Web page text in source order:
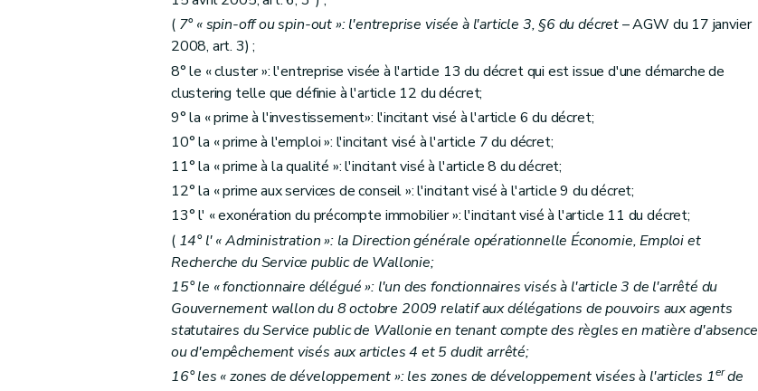
( 7° « spin-off ou spin-out »: l'entreprise visée à l'article 3, §6 du décret– AGW du 17 janvier
2008, art. 3) ;
8° le « cluster »: l'entreprise visée à l'article 13 du décret qui est issue d'une démarche de
clustering telle que définie à l'article 12 du décret;
9° la « prime à l'investissement»: l'incitant visé à l'article 6 du décret;
10° la « prime à l'emploi »: l'incitant visé à l'article 7 du décret;
11° la « prime à la qualité »: l'incitant visé à l'article 8 du décret;
12° la « prime aux services de conseil »: l'incitant visé à l'article 9 du décret;
13° l' « exonération du précompte immobilier »: l'incitant visé à l'article 11 du décret;
( 14° l' « Administration »: la Direction générale opérationnelle Économie, Emploi et
Recherche du Service public de Wallonie;
15° le « fonctionnaire délégué »: l'un des fonctionnaires visés à l'article 3 de l'arrêté du
Gouvernement wallon du 8 octobre 2009 relatif aux délégations de pouvoirs aux agents
statutaires du Service public de Wallonie en tenant compte des règles en matière d'absence
ou d'empêchement visés aux articles 4 et 5 dudit arrêté;
16° les « zones de développement »: les zones de développement visées à l'articles 1erde